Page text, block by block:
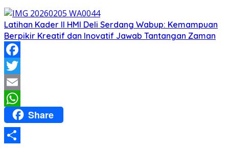
Latihan Kader II HMI Deli Serdang Wabup: Kemampuan
Berpikir Kreatif dan Inovatif Jawab Tantangan Zaman
Facebook
Twitter
Email
WhatsApp
Share